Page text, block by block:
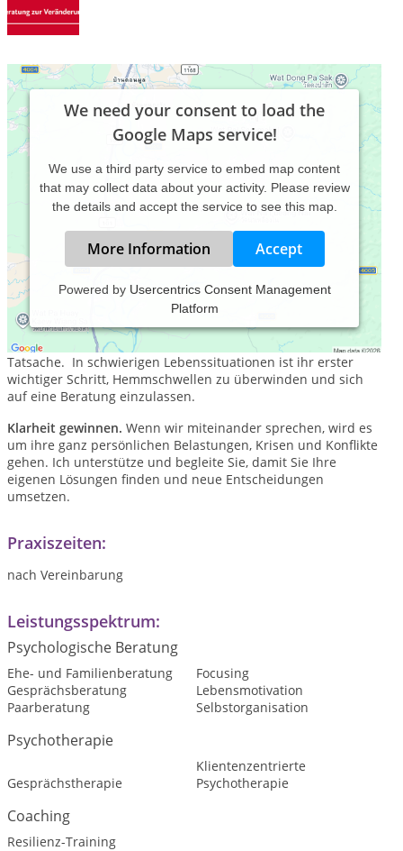
We need your consent to load the
Google Maps service!
We use a third party service to embed map content
that may collect data about your activity. Please review
the details and accept the service to see this map.
More Information Accept
Powered by Usercentrics Consent Management
Platform
Wer hat gesagt, dass Sie es immer alleine schaffen müssen?
Beratung hilft.Das ist heute eine wissenschaftlich gesicherte
Tatsache. In schwierigen Lebenssituationen ist ihr erster
wichtiger Schritt, Hemmschwellen zu überwinden und sich
auf eine Beratung einzulassen.
Klarheit gewinnen. Wenn wir miteinander sprechen, wird es
um ihre ganz persönlichen Belastungen, Krisen und Konflikte
gehen. Ich unterstütze und begleite Sie, damit Sie Ihre
eigenen Lösungen finden und neue Entscheidungen
umsetzen.
Praxiszeiten:
nach Vereinbarung
Leistungsspektrum:
Psychologische Beratung
Ehe- und Familienberatung
Focusing
Gesprächsberatung
Lebensmotivation
Paarberatung
Selbstorganisation
Psychotherapie
Gesprächstherapie
Klientenzentrierte
Psychotherapie
Coaching
Resilienz-Training